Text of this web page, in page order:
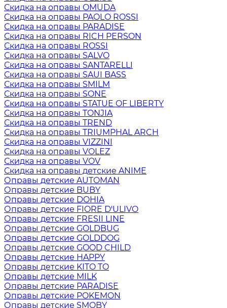
Скидка на оправы OMUDA
Скидка на оправы PAOLO ROSSI
Скидка на оправы PARADISE
Скидка на оправы RICH PERSON
Скидка на оправы ROSSI
Скидка на оправы SALVO
Скидка на оправы SANTARELLI
Скидка на оправы SAUI BASS
Скидка на оправы SMILM
Скидка на оправы SONE
Скидка на оправы STATUE OF LIBERTY
Скидка на оправы TONJIA
Скидка на оправы TREND
Скидка на оправы TRIUMPHAL ARCH
Скидка на оправы VIZZINI
Скидка на оправы VOLEZ
Скидка на оправы VOV
Скидка на оправы детские ANIME
Оправы детские AUTOMAN
Оправы детские BUBY
Оправы детские DOHIA
Оправы детские FIORE D'ULIVO
Оправы детские FRESII LINE
Оправы детские GOLDBUG
Оправы детские GOLDDOG
Оправы детские GOOD CHILD
Оправы детские HAPPY
Оправы детские KITO TO
Оправы детские MILK
Оправы детские PARADISE
Оправы детские POKEMON
Оправы детские SMOBY